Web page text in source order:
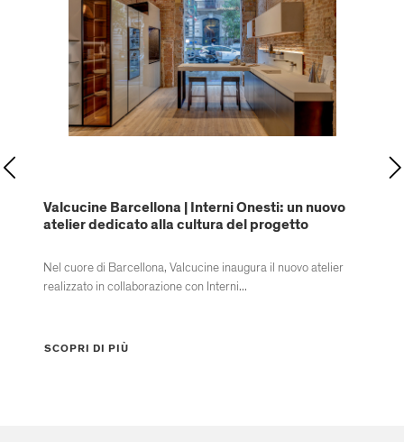
Valcucine Barcellona | Interni Onesti: un nuovo
atelier dedicato alla cultura del progetto
Nel cuore di Barcellona, Valcucine inaugura il nuovo atelier
realizzato in collaborazione con Interni...
SCOPRI DI PIÙ